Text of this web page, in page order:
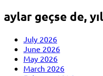
aylar geçse de,
July 2026
June 2026
May 2026
March 2026